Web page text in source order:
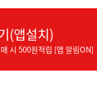
(앱설치)
시 500원적립 [앱 알림ON]